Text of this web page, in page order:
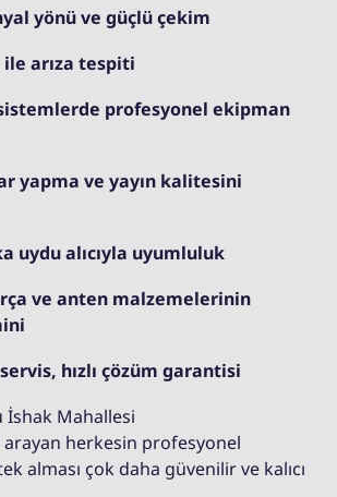
yönü ve güçlü çekim
ile arıza tespiti
profesyonel ekipman
yapma ve yayın kalitesini
uydu alıcıyla uyumluluk
ve anten malzemelerinin
hızlı çözüm garantisi
İshak Mahallesi
arayan herkesin profesyonel
alması çok daha güvenilir ve kalıcı